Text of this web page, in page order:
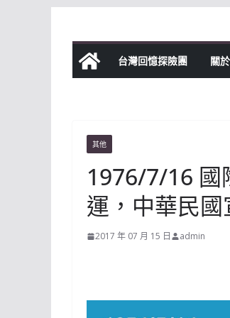
content
台灣回憶探險團 關
其他
1976/7/16 國
運，中華民
2017 年 07 月 15 日 admin